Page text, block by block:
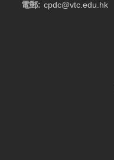
電郵: cpdc@vtc.edu.hk